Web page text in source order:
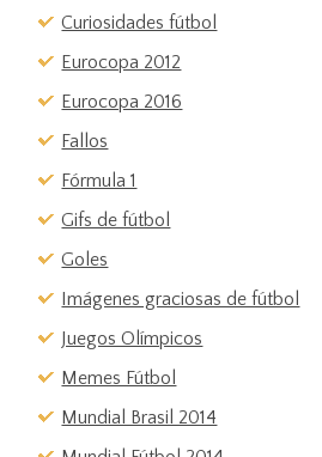
Curiosidades fútbol
Eurocopa 2012
Eurocopa 2016
Fallos
Fórmula 1
Gifs de fútbol
Goles
Imágenes graciosas de fútbol
Juegos Olímpicos
Memes Fútbol
Mundial Brasil 2014